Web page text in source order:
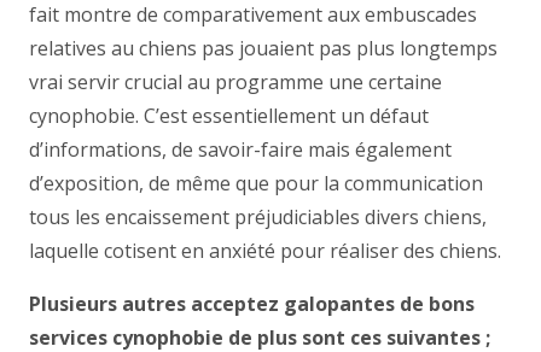
fait montre de comparativement aux embuscades
relatives au chiens pas jouaient pas plus longtemps
vrai servir crucial au programme une certaine
cynophobie. C’est essentiellement un défaut
d’informations, de savoir-faire mais également
d’exposition, de même que pour la communication
tous les encaissement préjudiciables divers chiens,
laquelle cotisent en anxiété pour réaliser des chiens.
Plusieurs autres acceptez galopantes de bons
services cynophobie de plus sont ces suivantes ;